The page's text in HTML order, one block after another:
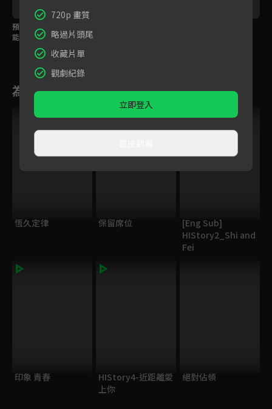
預告：因為有你，我才
能重返舞台！
為您推薦
恆久定律 保留席位
[Eng Sub]
HIStory2_Shi and
Fei
印象 青春
HIStory4-近距離愛
上你
絕對佔領
720p 畫質
略過片頭尾
收藏片單
觀劇紀錄
立即登入